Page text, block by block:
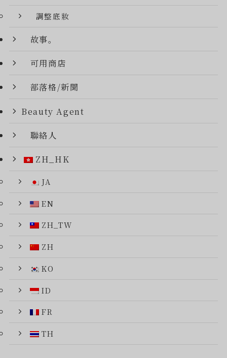
調整底妝
故事。
可用商店
部落格/新聞
Beauty Agent
聯絡人
ZH_HK
JA
EN
ZH_TW
ZH
KO
ID
FR
TH